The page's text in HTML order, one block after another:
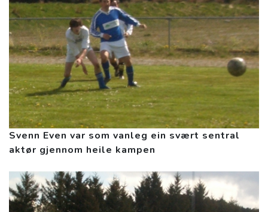
Svenn Even var som vanleg ein svært sentral
aktør gjennom heile kampen